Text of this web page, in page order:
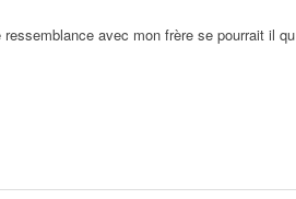
avec mon frère se pourrait il qu